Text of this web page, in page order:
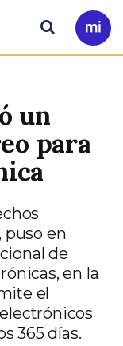
Ir
a
Buscar
un
para
puso en
de
en la
el
365 días.